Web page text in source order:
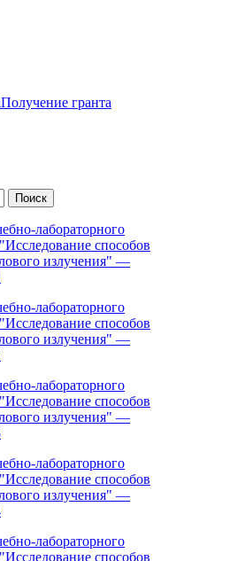
Получение гранта
Поиск